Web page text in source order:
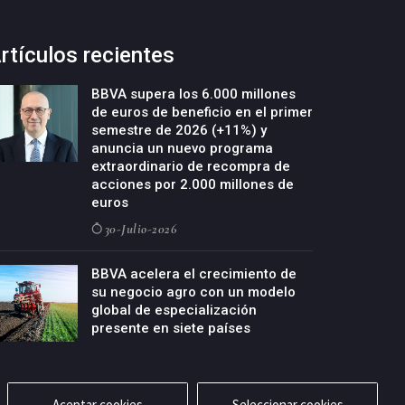
recientes
BBVA supera los 6.000 millones
de euros de beneficio en el primer
semestre de 2026 (+11%) y
anuncia un nuevo programa
extraordinario de recompra de
acciones por 2.000 millones de
euros
30-Julio-2026
BBVA acelera el crecimiento de
su negocio agro con un modelo
global de especialización
presente en siete países